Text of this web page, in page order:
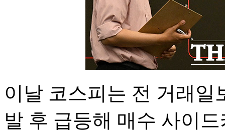
이날 코스피는 전 거래일
발 후 급등해 매수 사이